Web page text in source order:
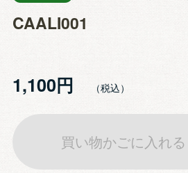
CAALI001
1,100円
買い物かごに入れる